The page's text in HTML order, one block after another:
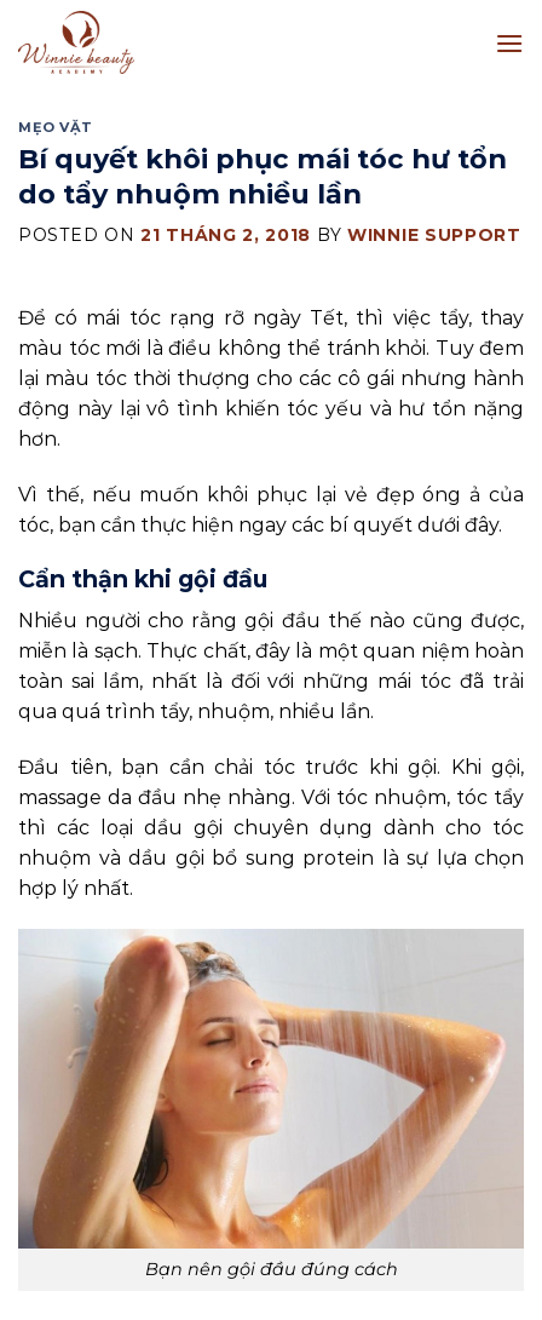
to
content
MẸO VẶT
Bí quyết khôi phục mái tóc hư tổn
do tẩy nhuộm nhiều lần
POSTED ON 21 THÁNG 2, 2018 BYWINNIE SUPPORT
Để có mái tóc rạng rỡ ngày Tết, thì việc tẩy, thay
màu tóc mới là điều không thể tránh khỏi. Tuy đem
lại màu tóc thời thượng cho các cô gái nhưng hành
động này lại vô tình khiến tóc yếu và hư tổn nặng
hơn.
Vì thế, nếu muốn khôi phục lại vẻ đẹp óng ả của
tóc, bạn cần thực hiện ngay các bí quyết dưới đây.
Cẩn thận khi gội đầu
Nhiều người cho rằng gội đầu thế nào cũng được,
miễn là sạch. Thực chất, đây là một quan niệm hoàn
toàn sai lầm, nhất là đối với những mái tóc đã trải
qua quá trình tẩy, nhuộm, nhiều lần.
Đầu tiên, bạn cần chải tóc trước khi gội. Khi gội,
massage da đầu nhẹ nhàng. Với tóc nhuộm, tóc tẩy
thì các loại dầu gội chuyên dụng dành cho tóc
nhuộm và dầu gội bổ sung protein là sự lựa chọn
hợp lý nhất.
Bạn nên gội đầu đúng cách